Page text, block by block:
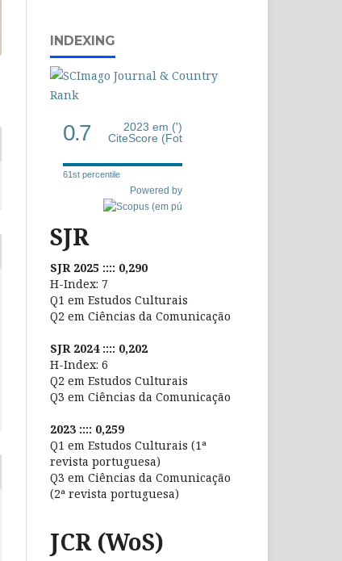
INDEXING
0.7
2023 em (')
CiteScore (Fot
61st percentile
Powered by
SJR
SJR 2025 :::: 0,290
H-Index: 7
Q1 em Estudos Culturais
Q2 em Ciências da Comunicação
SJR 2024 :::: 0,202
H-Index: 6
Q2 em Estudos Culturais
Q3 em Ciências da Comunicação
2023 :::: 0,259
Q1 em Estudos Culturais (1ª
revista portuguesa)
Q3 em Ciências da Comunicação
(2ª revista portuguesa)
JCR (WoS)